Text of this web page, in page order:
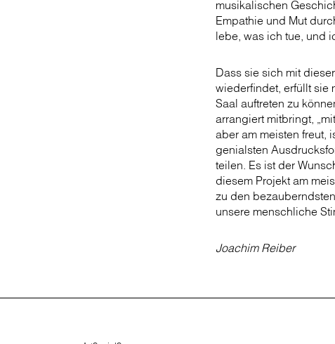
musikalischen
Empathie und Mut
lebe, was ich tue, und
Dass sie sich mit
wiederfindet, erfüllt sie
Saal auftreten zu
arrangiert mitbringt,
aber am meisten freut,
genialsten
teilen. Es ist der
diesem Projekt am
zu den
unsere menschliche
Joachim Reiber